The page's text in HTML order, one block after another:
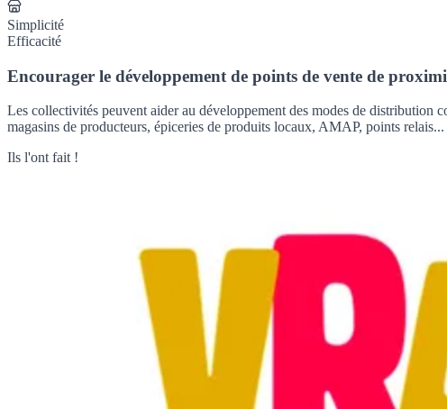
Simplicité
Efficacité
Encourager le développement de points de vente de
Les collectivités peuvent aider au développement des modes de distribution
magasins de producteurs, épiceries de produits locaux, AMAP, points relais...
Ils l'ont fait !